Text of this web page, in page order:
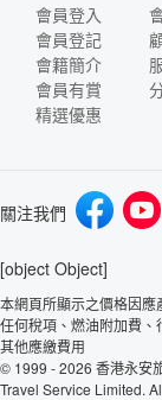
會員登入
會員登記
會籍簡介
會員有賞
精選優惠
關注我們
[object Object]
本網頁所顯示之價格因
任何稅項、燃油附加費
其他應繳費用
© 1999 - 2026 香港永安
Travel Service Limited.